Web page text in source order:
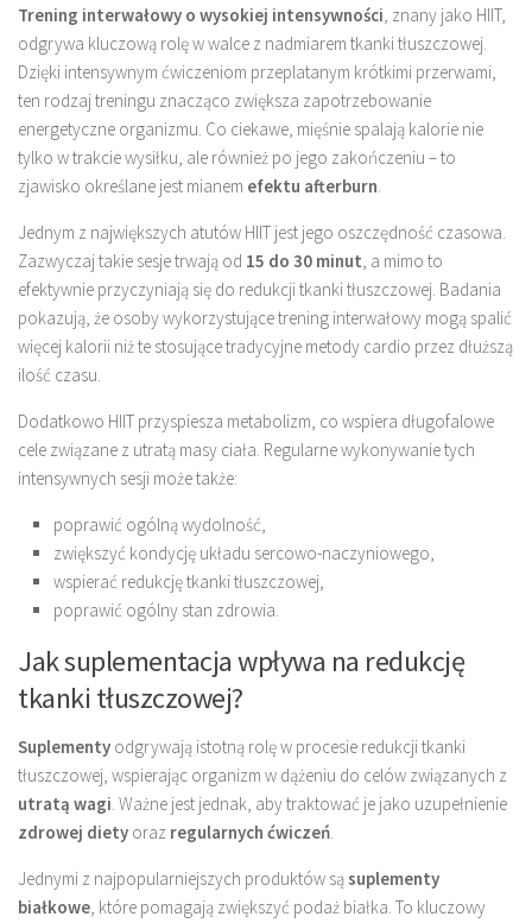
Trening interwałowy o wysokiej intensywności, znany jako HIIT,
odgrywa kluczową rolę w walce z nadmiarem tkanki tłuszczowej.
Dzięki intensywnym ćwiczeniom przeplatanym krótkimi przerwami,
ten rodzaj treningu znacząco zwiększa zapotrzebowanie
energetyczne organizmu. Co ciekawe, mięśnie spalają kalorie nie
tylko w trakcie wysiłku, ale również po jego zakończeniu – to
zjawisko określane jest mianem efektu afterburn.
Jednym z największych atutów HIIT jest jego oszczędność czasowa.
Zazwyczaj takie sesje trwają od 15 do 30 minut, a mimo to
efektywnie przyczyniają się do redukcji tkanki tłuszczowej. Badania
pokazują, że osoby wykorzystujące trening interwałowy mogą spalić
więcej kalorii niż te stosujące tradycyjne metody cardio przez dłuższą
ilość czasu.
Dodatkowo HIIT przyspiesza metabolizm, co wspiera długofalowe
cele związane z utratą masy ciała. Regularne wykonywanie tych
intensywnych sesji może także:
poprawić ogólną wydolność,
zwiększyć kondycję układu sercowo-naczyniowego,
wspierać redukcję tkanki tłuszczowej,
poprawić ogólny stan zdrowia.
Jak suplementacja wpływa na redukcję
tkanki tłuszczowej?
Suplementy odgrywają istotną rolę w procesie redukcji tkanki
tłuszczowej, wspierając organizm w dążeniu do celów związanych z
utratą wagi. Ważne jest jednak, aby traktować je jako uzupełnienie
zdrowej diety oraz regularnych ćwiczeń.
Jednymi z najpopularniejszych produktów sąsuplementy
białkowe, które pomagają zwiększyć podaż białka. To kluczowy